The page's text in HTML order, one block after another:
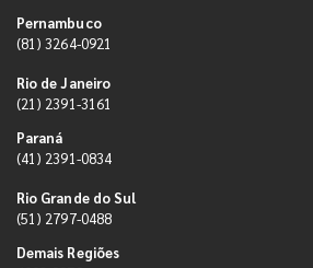
Pernambuco
(81) 3264-0921
Rio de Janeiro
(21) 2391-3161
Paraná
(41) 2391-0834
Rio Grande do Sul
(51) 2797-0488
Demais Regiões